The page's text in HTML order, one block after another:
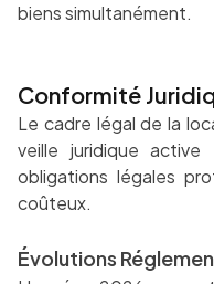
biens simultanément.
Conformité
Le cadre légal de la
veille juridique
obligations légales
coûteux.
Évolutions